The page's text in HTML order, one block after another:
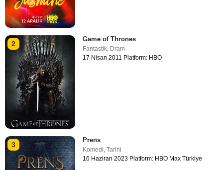
2
Game of Thrones
Fantastik, Dram
17 Nisan 2011 Platform: HBO
3
Prens
Komedi,Tarihi
16 Haziran 2023 Platform: HBO Max Türkiye